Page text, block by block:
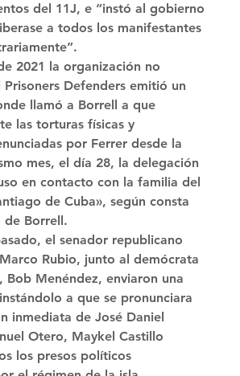
del 11J, e “instó al gobierno
a todos los manifestantes
2021 la organización no
Defenders emitió un
llamó a Borrell a que
las torturas físicas y
por Ferrer desde la
mes, el día 28, la delegación
en contacto con la familia del
de Cuba», según consta
de Borrell.
el senador republicano
Rubio, junto al demócrata
Bob Menéndez, enviaron una
a que se pronunciara
inmediata de José Daniel
Otero, Maykel Castillo
los presos políticos